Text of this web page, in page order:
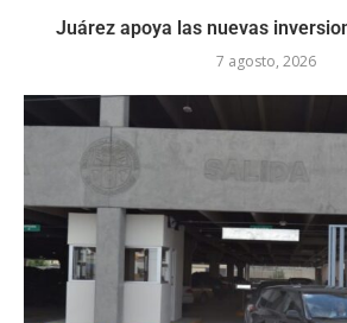
Juárez apoya las nuevas
7 agosto, 2026